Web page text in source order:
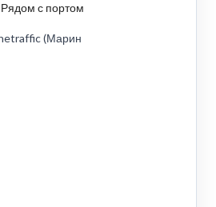
с портом
(Марин